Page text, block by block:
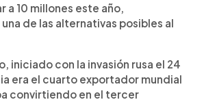
a 10 millones este año,
de las alternativas posibles al
iniciado con la invasión rusa el 24
era el cuarto exportador mundial
convirtiendo en el tercer